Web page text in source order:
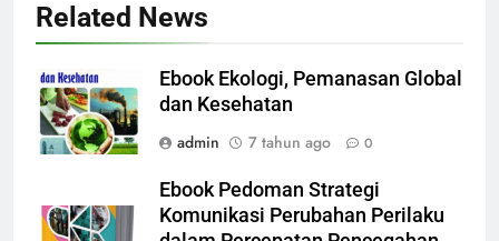
Related News
Ebook Ekologi, Pemanasan Global
dan Kesehatan
admin
7 tahun ago 0
Ebook Pedoman Strategi
Komunikasi Perubahan Perilaku